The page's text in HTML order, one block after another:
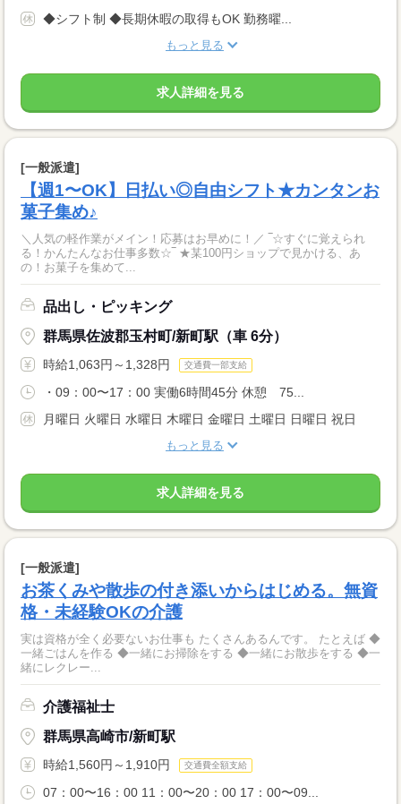
◆シフト制 ◆長期休暇の取得もOK 勤務曜...
もっと見る
求人詳細を見る
[一般派遣]
【週1〜OK】日払い◎自由シフト★カンタンお
菓子集め♪
＼人気の軽作業がメイン！応募はお早めに！／ ‾☆すぐに覚えられ
る！かんたんなお仕事多数☆‾ ★某100円ショップで見かける、あ
の！お菓子を集めて...
品出し・ピッキング
群馬県佐波郡玉村町/新町駅（車 6分）
時給1,063円～1,328円 交通費一部支給
・09：00〜17：00 実働6時間45分 休憩 75...
月曜日 火曜日 水曜日 木曜日 金曜日 土曜日 日曜日 祝日
もっと見る
求人詳細を見る
[一般派遣]
お茶くみや散歩の付き添いからはじめる。無資
格・未経験OKの介護
実は資格が全く必要ないお仕事も たくさんあるんです。 たとえば ◆
一緒ごはんを作る ◆一緒にお掃除をする ◆一緒にお散歩をする ◆一
緒にレクレー...
介護福祉士
群馬県高崎市/新町駅
時給1,560円～1,910円 交通費全額支給
07：00〜16：00 11：00〜20：00 17：00〜09...